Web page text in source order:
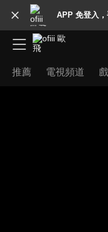
APP 免登入
推薦 電視頻道